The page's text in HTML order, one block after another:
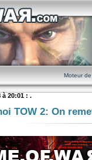
Moteur
à 20:01 : .
TOW 2: On